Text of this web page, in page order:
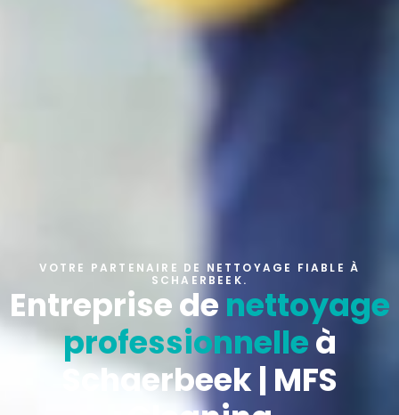
VOTRE PARTENAIRE DE NETTOYAGE FIABLE À
SCHAERBEEK.
Entreprise de nettoyage
professionnelleà
Schaerbeek | MFS